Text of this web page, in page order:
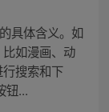
具体含义。如
如漫画、动
搜索和下
钮...